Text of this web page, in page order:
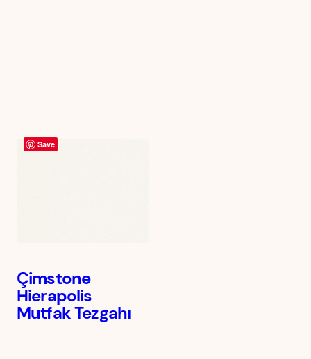
Save
Çimstone
Hierapolis
Mutfak Tezgahı